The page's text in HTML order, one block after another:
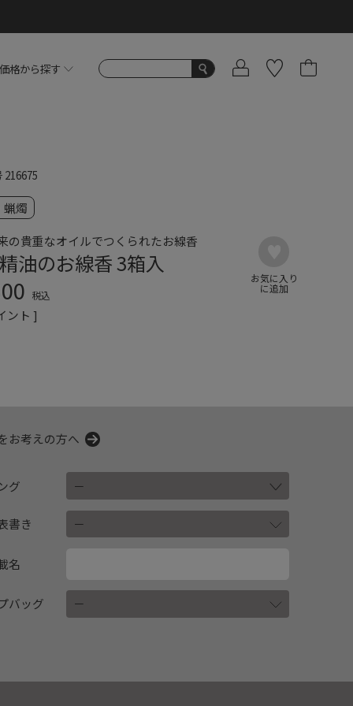
価格から探す
216675
蝋燭
の貴重なオイルでつくられたお線香
油のお線香 3箱入
税込
ント ]
お考えの方へ
グ
書き
名
バッグ